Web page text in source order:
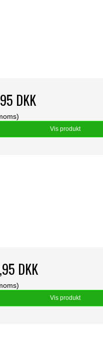
DKK
Vis produkt
DKK
Vis produkt